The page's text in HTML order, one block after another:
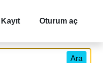
Kayıt Oturum aç
Ara